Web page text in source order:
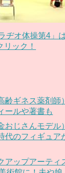
ヂオ体操第4」
リック！
齢ギネス薬剤師
ールや著書も
おじさんモデル
代のフィギュア
アップアーティ